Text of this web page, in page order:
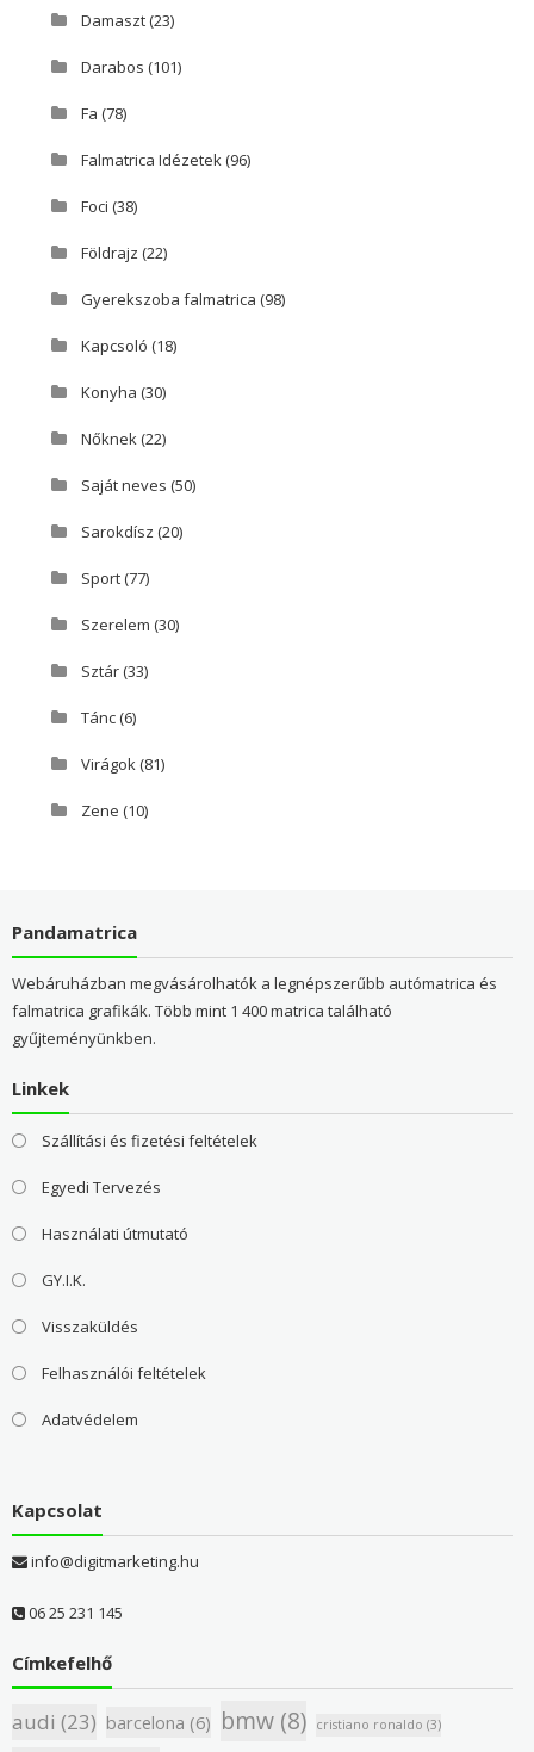
Damaszt(23)
Darabos (101)
Fa (78)
Falmatrica Idézetek(96)
Foci (38)
Földrajz (22)
Gyerekszoba falmatrica (98)
Kapcsoló (18)
Konyha (30)
Nőknek(22)
Saját neves (50)
Sarokdísz (20)
Sport(77)
Szerelem (30)
Sztár(33)
Tánc(6)
Virágok(81)
Zene (10)
Pandamatrica
Webáruházban megvásárolhatók a legnépszerűbb autómatrica és
falmatrica grafikák. Több mint 1 400 matrica található
gyűjteményünkben.
Linkek
Szállítási és fizetési feltételek
Egyedi Tervezés
Használati útmutató
GY.I.K.
Visszaküldés
Felhasználói feltételek
Adatvédelem
Kapcsolat
info@digitmarketing.hu
06 25 231 145
Címkefelhő
audi (23) barcelona (6) bmw(8) cristiano ronaldo (3)